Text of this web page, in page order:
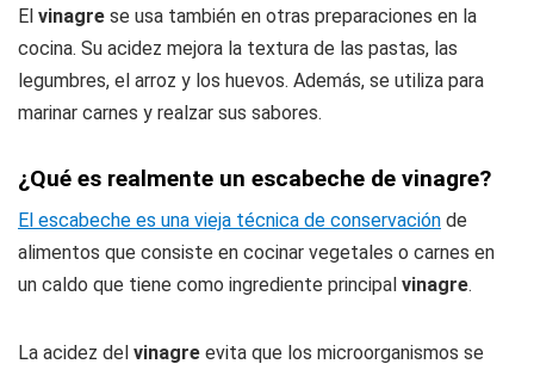
El vinagre se usa también en otras preparaciones en la
cocina. Su acidez mejora la textura de las pastas, las
legumbres, el arroz y los huevos. Además, se utiliza para
marinar carnes y realzar sus sabores.
¿Qué es realmente un escabeche de vinagre?
El escabeche es una vieja técnica de conservación de
alimentos que consiste en cocinar vegetales o carnes en
un caldo que tiene como ingrediente principal vinagre.
La acidez del vinagre evita que los microorganismos se